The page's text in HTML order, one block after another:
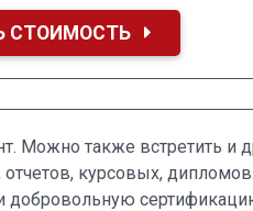
СТОИМОСТЬ
Можно также встретить и
курсовых,
добровольную